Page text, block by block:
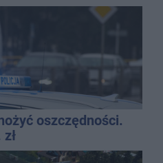
oszczędności.